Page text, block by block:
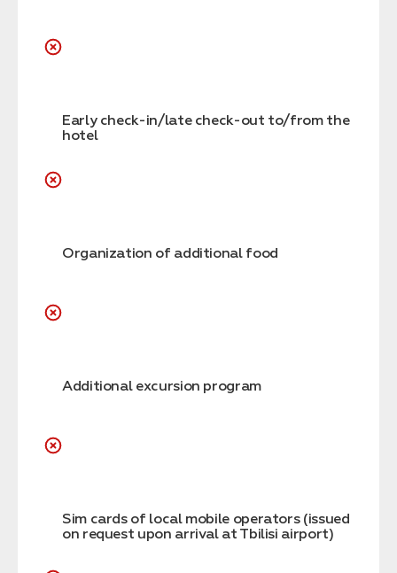
Early check-in/late check-out to/from the
hotel
Organization of additional food
Additional excursion program
Sim cards of local mobile operators (issued
on request upon arrival at Tbilisi airport)